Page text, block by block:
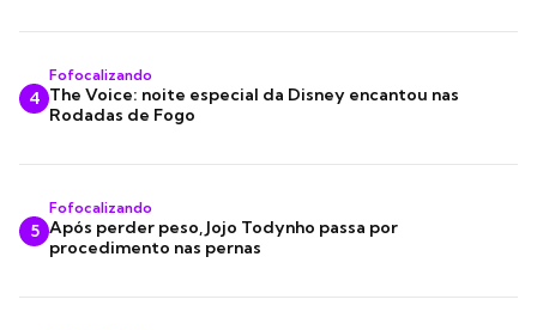
4
Fofocalizando
The Voice: noite especial da Disney encantou nas
Rodadas de Fogo
5
Fofocalizando
Após perder peso, Jojo Todynho passa por
procedimento nas pernas